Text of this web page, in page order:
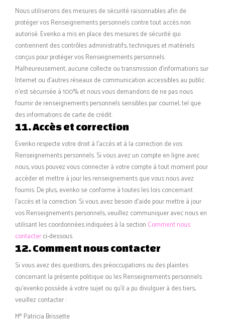
Nous utiliserons des mesures de sécurité raisonnables afin de
protéger vos Renseignements personnels contre tout accès non
autorisé. Evenko a mis en place des mesures de sécurité qui
contiennent des contrôles administratifs, techniques et matériels
conçus pour protéger vos Renseignements personnels.
Malheureusement, aucune collecte ou transmission d’informations sur
Internet ou d’autres réseaux de communication accessibles au public
n’est sécurisée à 100% et nous vous demandons de ne pas nous
fournir de renseignements personnels sensibles par courriel, tel que
des informations de carte de crédit.
11. Accès et correction
Evenko respecte votre droit à l’accès et à la correction de vos
Renseignements personnels. Si vous avez un compte en ligne avec
nous, vous pouvez vous connecter à votre compte à tout moment pour
accéder et mettre à jour les renseignements que vous nous avez
fournis. De plus, evenko se conforme à toutes les lois concernant
l’accès et la correction. Si vous avez besoin d’aide pour mettre à jour
vos Renseignements personnels, veuillez communiquer avec nous en
utilisant les coordonnées indiquées à la section Comment nous
contacterci-dessous.
12. Comment nous contacter
Si vous avez des questions, des préoccupations ou des plaintes
concernant la présente politique ou les Renseignements personnels
qu’evenko possède à votre sujet ou qu’il a pu divulguer à des tiers,
veuillez contacter :
Me Patricia Brissette